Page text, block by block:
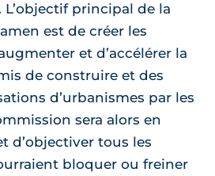
principal de la
est de créer les
et d’accélérer la
de construire et des
d’urbanismes par les
sera alors en
d’objectiver tous les
bloquer ou freiner